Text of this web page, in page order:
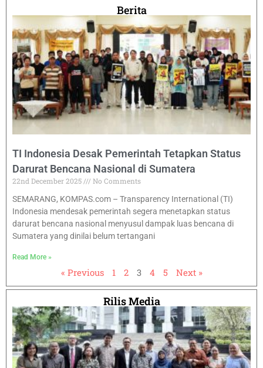
Berita
TI Indonesia Desak Pemerintah Tetapkan Status
Darurat Bencana Nasional di Sumatera
22nd December 2025
No Comments
SEMARANG, KOMPAS.com – Transparency International (TI)
Indonesia mendesak pemerintah segera menetapkan status
darurat bencana nasional menyusul dampak luas bencana di
Sumatera yang dinilai belum tertangani
Read More »
« Previous 1 2 3 4 5 Next »
Rilis Media